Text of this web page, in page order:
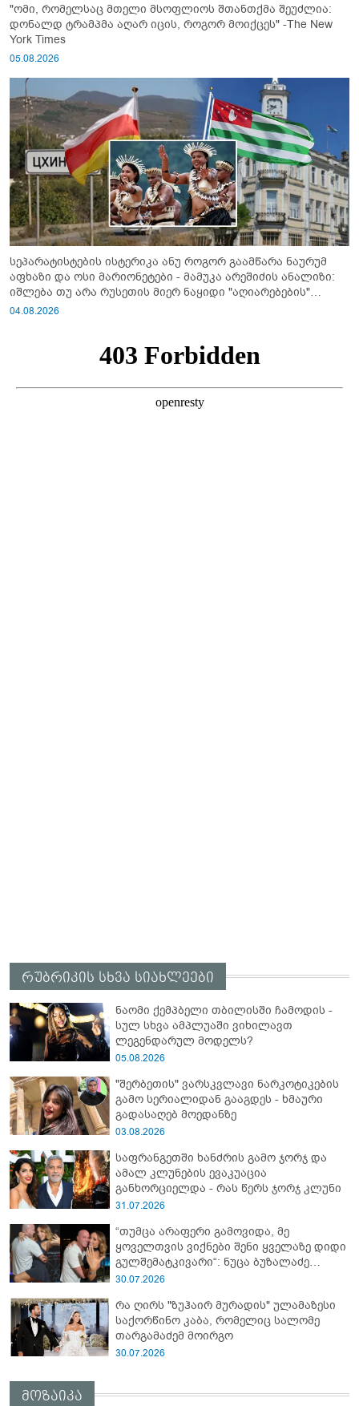
"ომი, რომელსაც მთელი მსოფლიოს შთანთქმა შეუძლია:
დონალდ ტრამპმა აღარ იცის, როგორ მოიქცეს" -The New
York Times
05.08.2026
სეპარატისტების ისტერიკა ანუ როგორ გაამწარა ნაურუმ
აფხაზი და ოსი მარიონეტები - მამუკა არეშიძის ანალიზი:
იშლება თუ არა რუსეთის მიერ ნაყიდი "აღიარებების"
სისტემა?!
04.08.2026
რუბრიკის სხვა სიახლეები
ნაომი ქემპბელი თბილისში ჩამოდის -
სულ სხვა ამპლუაში ვიხილავთ
ლეგენდარულ მოდელს?
05.08.2026
"შერბეთის" ვარსკვლავი ნარკოტიკების
გამო სერიალიდან გააგდეს - ხმაური
გადასაღებ მოედანზე
03.08.2026
საფრანგეთში ხანძრის გამო ჯორჯ და
ამალ კლუნების ევაკუაცია
განხორციელდა - რას წერს ჯორჯ კლუნი
31.07.2026
“თუმცა არაფერი გამოვიდა, მე
ყოველთვის ვიქნები შენი ყველაზე დიდი
გულშემატკივარი“: ნუცა ბუზალაძე
რჩეულს დაშორდა?
30.07.2026
რა ღირს "ზუჰაირ მურადის" ულამაზესი
საქორწინო კაბა, რომელიც სალომე
თარგამაძემ მოირგო
30.07.2026
მოზაიკა